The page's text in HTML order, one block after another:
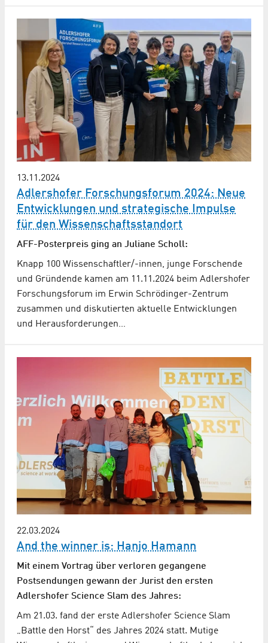
13.11.2024
Adlershofer Forschungsforum 2024: Neue
Entwicklungen und strategische Impulse
für den Wissenschaftsstandort
AFF-Posterpreis ging an Juliane Scholl:
Knapp 100 Wissenschaftler/-innen, junge Forschende
und Gründende kamen am 11.11.2024 beim Adlershofer
Forschungsforum im Erwin Schrödinger-Zentrum
zusammen und diskutierten aktuelle Entwicklungen
und Herausforderungen…
22.03.2024
And the winner is: Hanjo Hamann
Mit einem Vortrag über verloren gegangene
Postsendungen gewann der Jurist den ersten
Adlershofer Science Slam des Jahres:
Am 21.03. fand der erste Adlershofer Science Slam
„Battle den Horst“ des Jahres 2024 statt. Mutige